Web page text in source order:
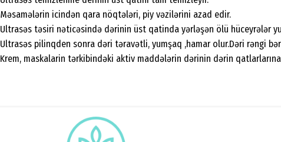
Məsamələrin icindən qara nöqtələri, piy vəzilərini azad edir.
Ultrasəs təsiri nəticəsində dərinin üst qatinda yərləşən ölü hüceyrələr
Ultrasəs pilinqden sonra dəri təravətli, yumşaq ,hamar olur.Dəri rəngi
Krem, maskalarin tərkibindəki aktiv maddələrin dərinin dərin qatlarlarına